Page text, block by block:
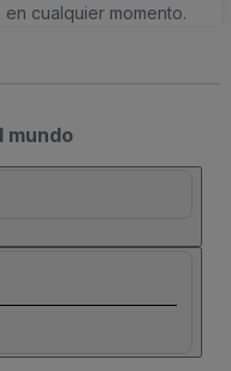
cualquier momento.
mundo